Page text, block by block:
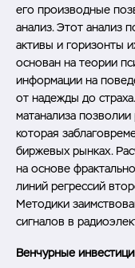
его производные
анализ. Этот анализ
активы и горизонты
основан на теории
информации на
от надежды до
матанализа позволии
которая
биржевых рынках.
на основе
линий регрессий
Методики
сигналов в
Венчурные